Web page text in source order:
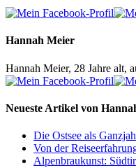
Hannah Meier
Hannah Meier, 28 Jahre alt,
Neueste Artikel von
Die Ostsee als
Von der
Alpenbraukunst: